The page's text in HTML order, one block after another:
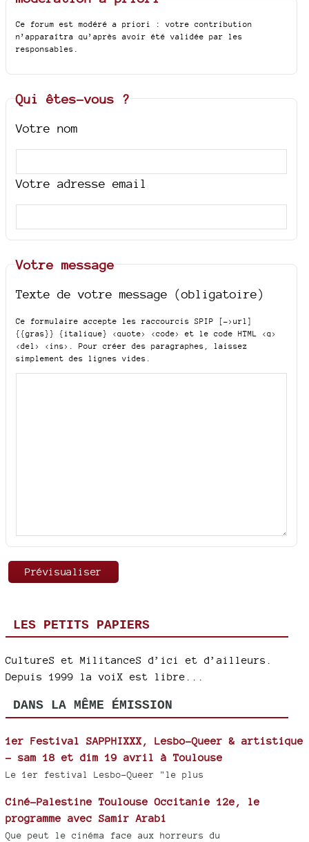
Ce forum est modéré a priori : votre contribution
n’apparaîtra qu’après avoir été validée par les
responsables.
Qui êtes-vous ?
Votre nom
Votre adresse email
Votre message
Texte de votre message (obligatoire)
Ce formulaire accepte les raccourcis SPIP
[->url]
{{gras}} {italique} <quote> <code>
et le code HTML <q>
<del> <ins> . Pour créer des paragraphes, laissez
simplement des lignes vides.
LES PETITS PAPIERS
CultureS et MilitanceS d’ici et d’ailleurs.
Depuis 1999 la voiX est libre...
DANS LA MÊME ÉMISSION
1er Festival SAPPHIXXX, Lesbo-Queer & artistique
- sam 18 et dim 19 avril à Toulouse
Le 1er festival Lesbo-Queer "le plus
Ciné-Palestine Toulouse Occitanie 12e, le
programme avec Samir Arabi
Que peut le cinéma face aux horreurs du